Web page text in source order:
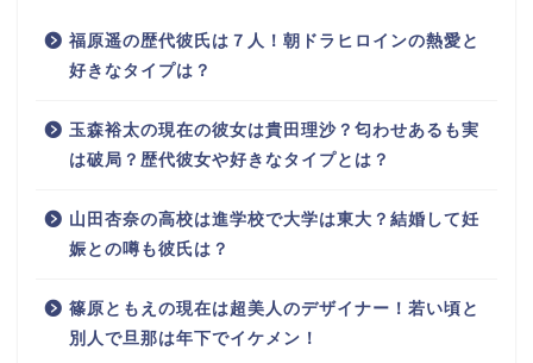
福原遥の歴代彼氏は７人！朝ドラヒロインの熱愛と
好きなタイプは？
玉森裕太の現在の彼女は貴田理沙？匂わせあるも実
は破局？歴代彼女や好きなタイプとは？
山田杏奈の高校は進学校で大学は東大？結婚して妊
娠との噂も彼氏は？
篠原ともえの現在は超美人のデザイナー！若い頃と
別人で旦那は年下でイケメン！